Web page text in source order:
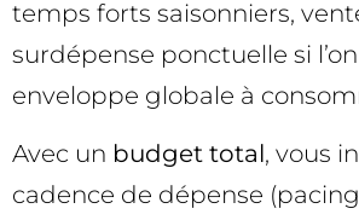
temps forts saisonniers,
surdépense ponctuelle si
enveloppe globale à
Avec un budget total, vous
cadence de dépense